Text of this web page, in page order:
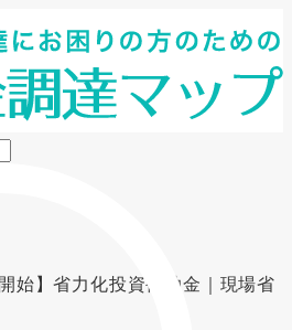
始】省力化投資補助金｜現場省